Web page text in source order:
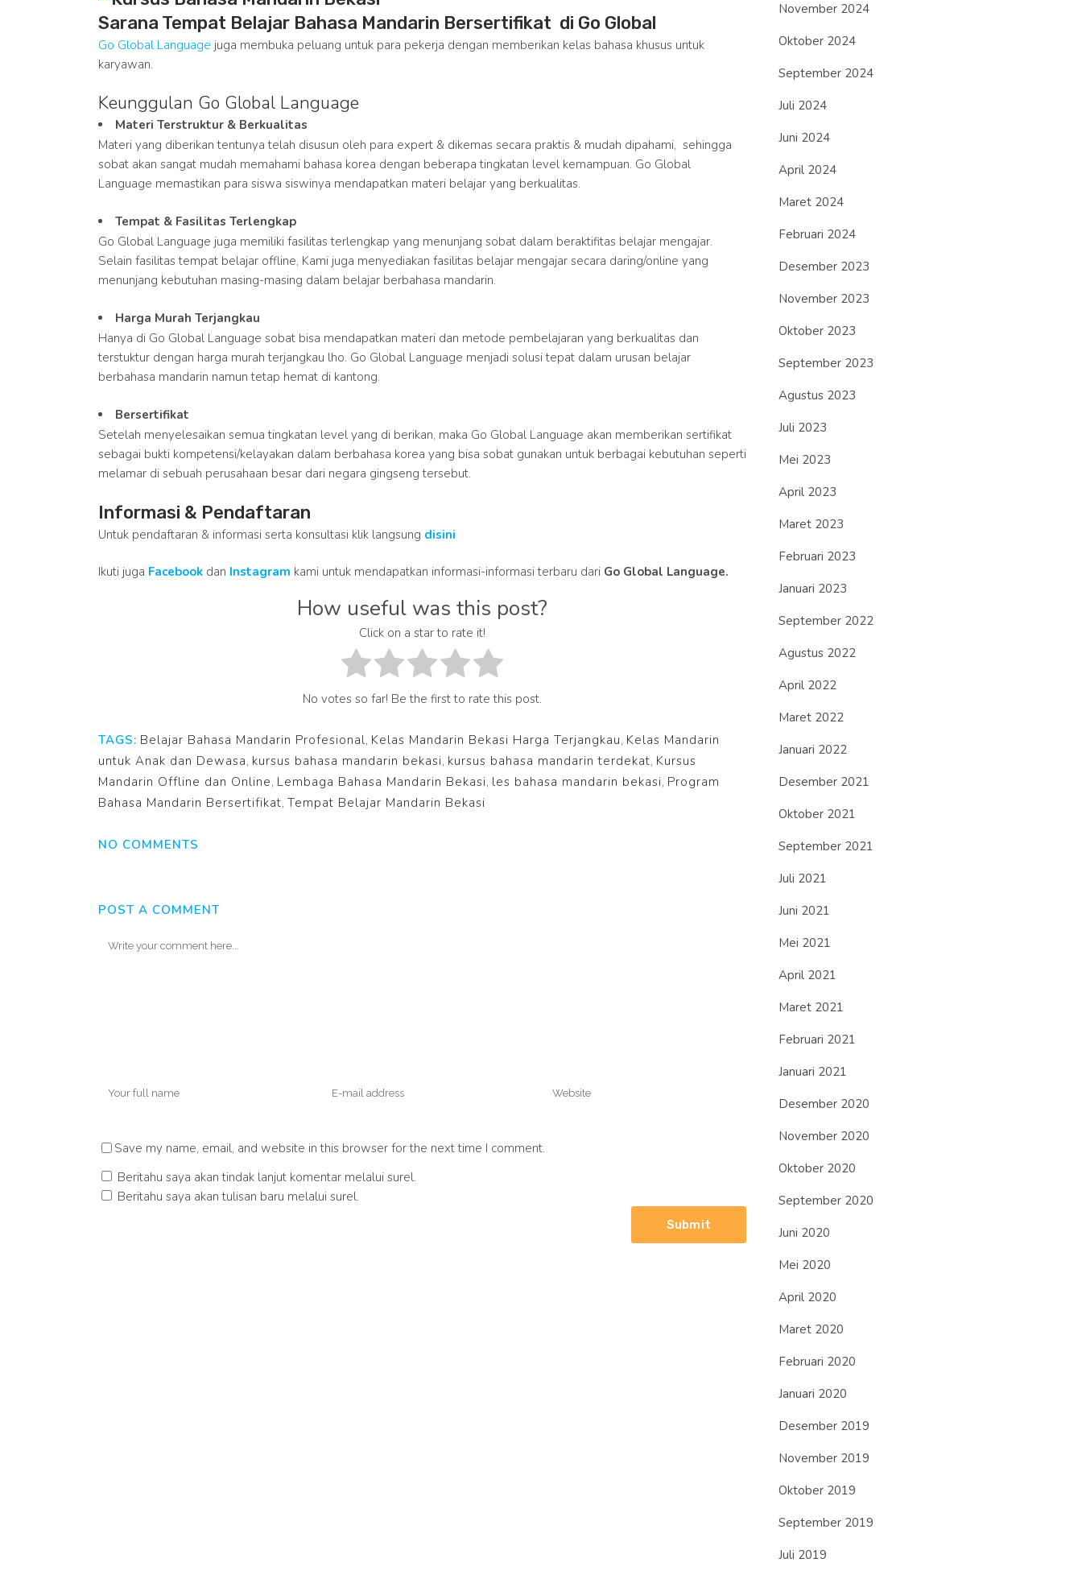
Sarana Tempat Belajar Bahasa Mandarin Bersertifikat di Go Global
Go Global Language juga membuka peluang untuk para pekerja dengan memberikan kelas bahasa khusus untuk
karyawan.
Keunggulan Go Global Language
Materi Terstruktur & Berkualitas
Materi yang diberikan tentunya telah disusun oleh para expert & dikemas secara praktis & mudah dipahami, sehingga
sobat akan sangat mudah memahami bahasa korea dengan beberapa tingkatan level kemampuan. Go Global
Language memastikan para siswa siswinya mendapatkan materi belajar yang berkualitas.
Tempat & Fasilitas Terlengkap
Go Global Language juga memiliki fasilitas terlengkap yang menunjang sobat dalam beraktifitas belajar mengajar.
Selain fasilitas tempat belajar offline, Kami juga menyediakan fasilitas belajar mengajar secara daring/online yang
menunjang kebutuhan masing-masing dalam belajar berbahasa mandarin.
Harga Murah Terjangkau
Hanya di Go Global Language sobat bisa mendapatkan materi dan metode pembelajaran yang berkualitas dan
terstuktur dengan harga murah terjangkau lho. Go Global Language menjadi solusi tepat dalam urusan belajar
berbahasa mandarin namun tetap hemat di kantong.
Bersertifikat
Setelah menyelesaikan semua tingkatan level yang di berikan, maka Go Global Language akan memberikan sertifikat
sebagai bukti kompetensi/kelayakan dalam berbahasa korea yang bisa sobat gunakan untuk berbagai kebutuhan seperti
melamar di sebuah perusahaan besar dari negara gingseng tersebut.
Informasi & Pendaftaran
Untuk pendaftaran & informasi serta konsultasi klik langsung disini
Ikuti juga Facebook dan Instagram kami untuk mendapatkan informasi-informasi terbaru dari Go Global Language.
How useful was this post?
Click on a star to rate it!
No votes so far! Be the first to rate this post.
TAGS: Belajar Bahasa Mandarin Profesional, Kelas Mandarin Bekasi Harga Terjangkau, Kelas Mandarin
untuk Anak dan Dewasa, kursus bahasa mandarin bekasi, kursus bahasa mandarin terdekat, Kursus
Mandarin Offline dan Online, Lembaga Bahasa Mandarin Bekasi, les bahasa mandarin bekasi, Program
Bahasa Mandarin Bersertifikat, Tempat Belajar Mandarin Bekasi
NO COMMENTS
POST A COMMENT
Save my name, email, and website in this browser for the next time I comment.
Beritahu saya akan tindak lanjut komentar melalui surel.
Beritahu saya akan tulisan baru melalui surel.
November 2024
Oktober 2024
September 2024
Juli 2024
Juni 2024
April 2024
Maret 2024
Februari 2024
Desember 2023
November 2023
Oktober 2023
September 2023
Agustus 2023
Juli 2023
Mei 2023
April 2023
Maret 2023
Februari 2023
Januari 2023
September 2022
Agustus 2022
April 2022
Maret 2022
Januari 2022
Desember 2021
Oktober 2021
September 2021
Juli 2021
Juni 2021
Mei 2021
April 2021
Maret 2021
Februari 2021
Januari 2021
Desember 2020
November 2020
Oktober 2020
September 2020
Juni 2020
Mei 2020
April 2020
Maret 2020
Februari 2020
Januari 2020
Desember 2019
November 2019
Oktober 2019
September 2019
Juli 2019